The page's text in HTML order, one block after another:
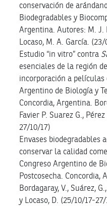
conservación de
Biodegradables y
Argentina. Autores: M. J.
Locaso, M. A. García.
Estudio “in vitro” contra
esenciales de la región
incorporación a películas
Argentino de Biología y
Concordia, Argentina.
Favier P. Suarez G.,
27/10/17)
Envases biodegradables
conservar la calidad
Congreso Argentino de
Postcosecha. Concordia,
Bordagaray, V., Suárez,
y Locaso, D. (25/10/17-